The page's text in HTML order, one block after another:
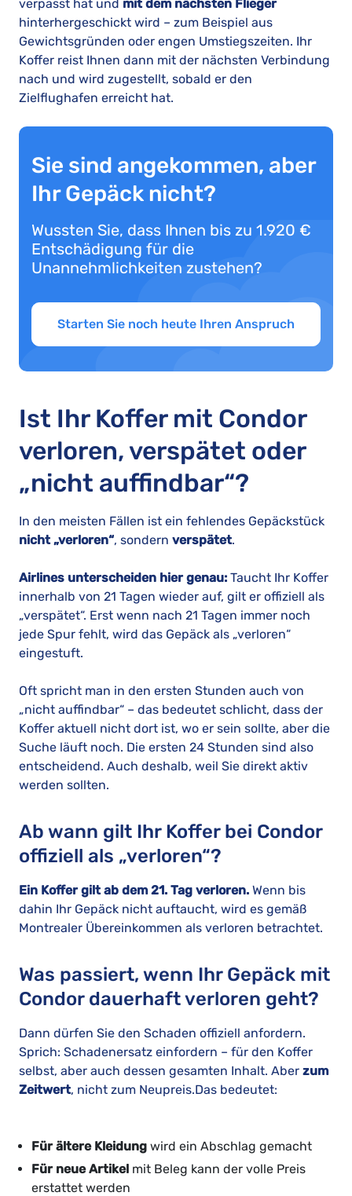
verpasst hat und mit dem nächsten Flieger
hinterhergeschickt wird – zum Beispiel aus
Gewichtsgründen oder engen Umstiegszeiten. Ihr
Koffer reist Ihnen dann mit der nächsten Verbindung
nach und wird zugestellt, sobald er den
Zielflughafen erreicht hat.
Sie sind angekommen, aber
Ihr Gepäck nicht?
Wussten Sie, dass Ihnen bis zu 1.920 €
Entschädigung für die
Unannehmlichkeiten zustehen?
Starten Sie noch heute Ihren Anspruch
Ist Ihr Koffer mit Condor
verloren, verspätet oder
„nicht auffindbar“?
In den meisten Fällen ist ein fehlendes Gepäckstück
nicht „verloren“, sondern verspätet.
Airlines unterscheiden hier genau: Taucht Ihr Koffer
innerhalb von 21 Tagen wieder auf, gilt er offiziell als
„verspätet“. Erst wenn nach 21 Tagen immer noch
jede Spur fehlt, wird das Gepäck als „verloren“
eingestuft.
Oft spricht man in den ersten Stunden auch von
„nicht auffindbar“ – das bedeutet schlicht, dass der
Koffer aktuell nicht dort ist, wo er sein sollte, aber die
Suche läuft noch. Die ersten 24 Stunden sind also
entscheidend. Auch deshalb, weil Sie direkt aktiv
werden sollten.
Ab wann gilt Ihr Koffer bei Condor
offiziell als „verloren“?
Ein Koffer gilt ab dem 21. Tag verloren. Wenn bis
dahin Ihr Gepäck nicht auftaucht, wird es gemäß
Montrealer Übereinkommen als verloren betrachtet.
Was passiert, wenn Ihr Gepäck mit
Condor dauerhaft verloren geht?
Dann dürfen Sie den Schaden offiziell anfordern.
Sprich: Schadenersatz einfordern – für den Koffer
selbst, aber auch dessen gesamten Inhalt. Aber zum
Zeitwert, nicht zum Neupreis.Das bedeutet:
Für ältere Kleidung wird ein Abschlag gemacht
Für neue Artikel mit Beleg kann der volle Preis
erstattet werden